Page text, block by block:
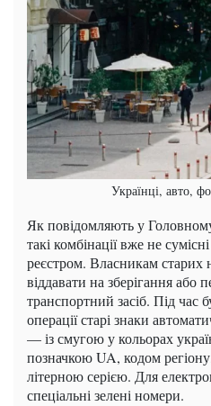
Українці, авто,
Як повідомляють у
такі комбінації вже не
реєстром. Власникам старих
віддавати на зберігання або
транспортний засіб. Під час
операції старі знаки
— із смугою у кольорах
позначкою UA, кодом
літерною серією. Для
спеціальні зелені номери.